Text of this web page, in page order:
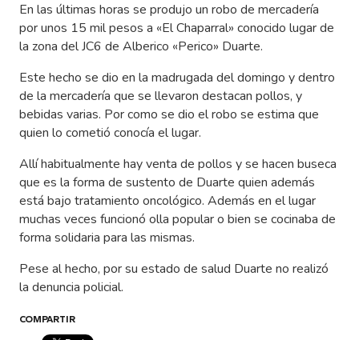
En las últimas horas se produjo un robo de mercadería
por unos 15 mil pesos a «El Chaparral» conocido lugar de
la zona del JC6 de Alberico «Perico» Duarte.
Este hecho se dio en la madrugada del domingo y dentro
de la mercadería que se llevaron destacan pollos, y
bebidas varias. Por como se dio el robo se estima que
quien lo cometió conocía el lugar.
Allí habitualmente hay venta de pollos y se hacen buseca
que es la forma de sustento de Duarte quien además
está bajo tratamiento oncológico. Además en el lugar
muchas veces funcionó olla popular o bien se cocinaba de
forma solidaria para las mismas.
Pese al hecho, por su estado de salud Duarte no realizó
la denuncia policial.
COMPARTIR